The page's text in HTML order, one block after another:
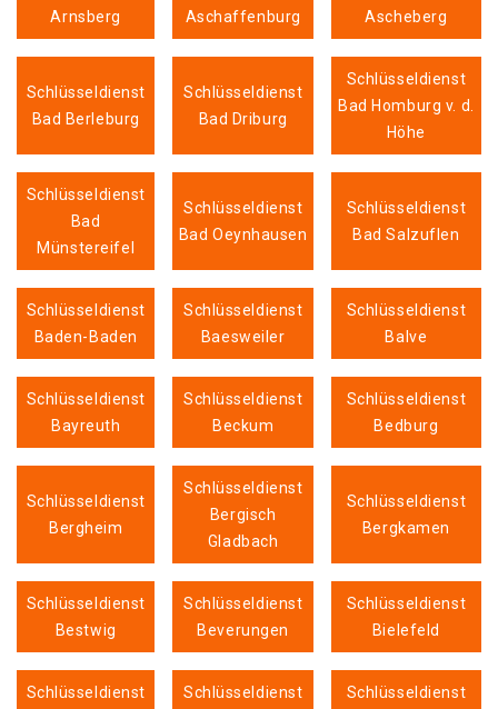
Arnsberg
Aschaffenburg
Ascheberg
Schlüsseldienst
Bad Berleburg
Schlüsseldienst
Bad Driburg
Schlüsseldienst
Bad Homburg v. d.
Höhe
Schlüsseldienst
Bad
Münstereifel
Schlüsseldienst
Bad Oeynhausen
Schlüsseldienst
Bad Salzuflen
Schlüsseldienst
Baden-Baden
Schlüsseldienst
Baesweiler
Schlüsseldienst
Balve
Schlüsseldienst
Bayreuth
Schlüsseldienst
Beckum
Schlüsseldienst
Bedburg
Schlüsseldienst
Bergheim
Schlüsseldienst
Bergisch
Gladbach
Schlüsseldienst
Bergkamen
Schlüsseldienst
Bestwig
Schlüsseldienst
Beverungen
Schlüsseldienst
Bielefeld
Schlüsseldienst
Schlüsseldienst
Schlüsseldienst